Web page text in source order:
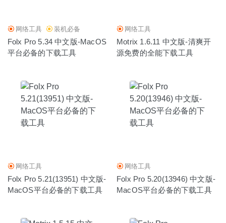
网络工具 装机必备
Folx Pro 5.34 中文版-MacOS
平台必备的下载工具
网络工具
Motrix 1.6.11 中文版-清爽开
源免费的全能下载工具
网络工具
Folx Pro 5.21(13951) 中文版-
MacOS平台必备的下载工具
网络工具
Folx Pro 5.20(13946) 中文版-
MacOS平台必备的下载工具